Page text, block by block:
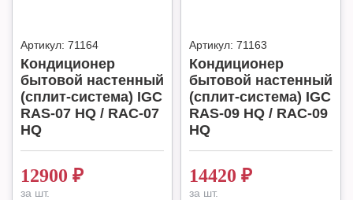
Артикул: 71164
Кондиционер
бытовой настенный
(сплит-система) IGC
RAS-07 HQ / RAC-07
HQ
12900 ₽
за шт.
Артикул: 71163
Кондиционер
бытовой настенный
(сплит-система) IGC
RAS-09 HQ / RAC-09
HQ
14420 ₽
за шт.